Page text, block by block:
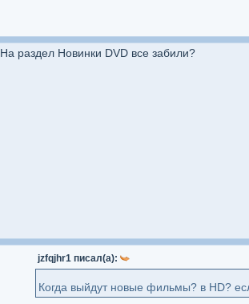
На раздел Новинки DVD все забили?
jzfqjhr1 писал(а):
Когда выйдут новые фильмы? в HD?